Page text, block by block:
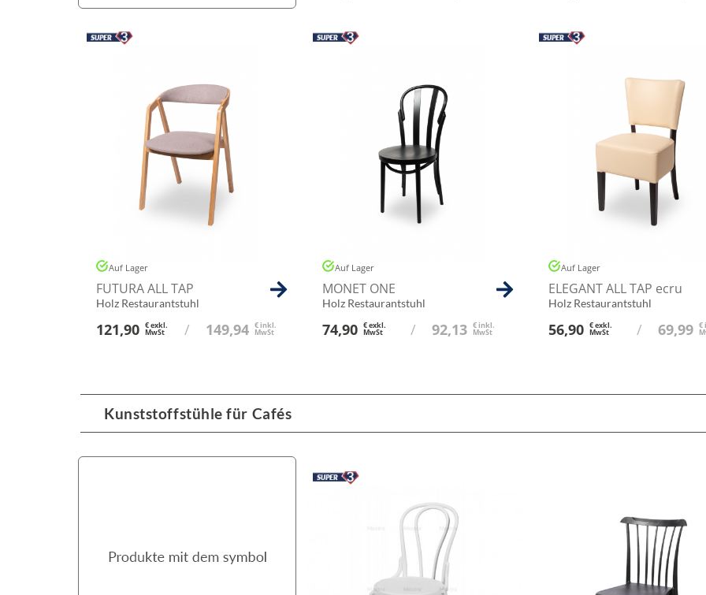
Auf Lager
FUTURA ALL TAP
Holz Restaurantstuhl
121,90 € exkl.
MwSt / 149,94 € inkl.
MwSt
Auf Lager
MONET ONE
Holz Restaurantstuhl
74,90 € exkl.
MwSt / 92,13 € inkl.
MwSt
Auf Lager
ELEGANT ALL TAP ecru
Holz Restaurantstuhl
56,90 € exkl.
MwSt / 69,99 €
Kunststoffstühle für Cafés